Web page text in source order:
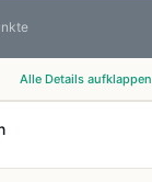
Alle Details aufklappen